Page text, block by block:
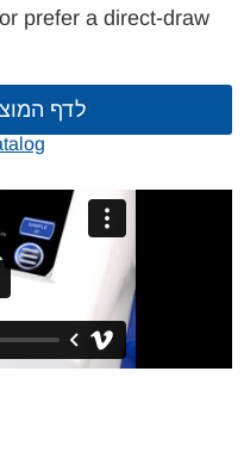
prefer a direct-draw
לדף